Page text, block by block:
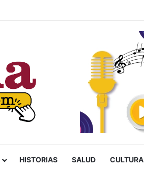
HISTORIAS SALUD CULTURA